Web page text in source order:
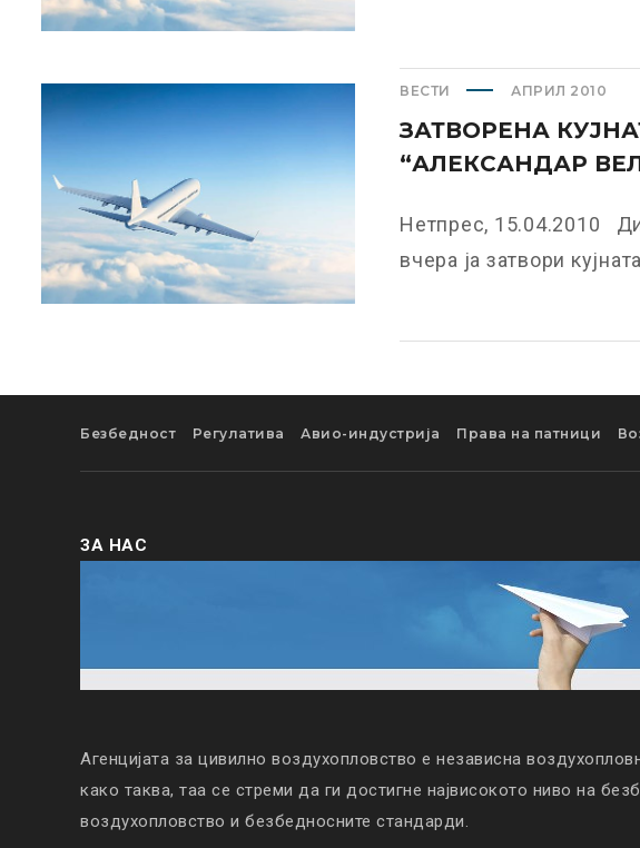
ВЕСТИ АПРИЛ 2010
ЗАТВОРЕНА
“АЛЕКСАНДАР
Нетпрес, 15.04.2010
вчера ја затвори
Безбедност Регулатива Авио-индустрија Права на патници
ЗА НАС
Агенцијата за цивилно воздухопловство е независна
како таква, таа се стреми да ги достигне највисокото ниво на
воздухопловство и безбедносните стандарди.